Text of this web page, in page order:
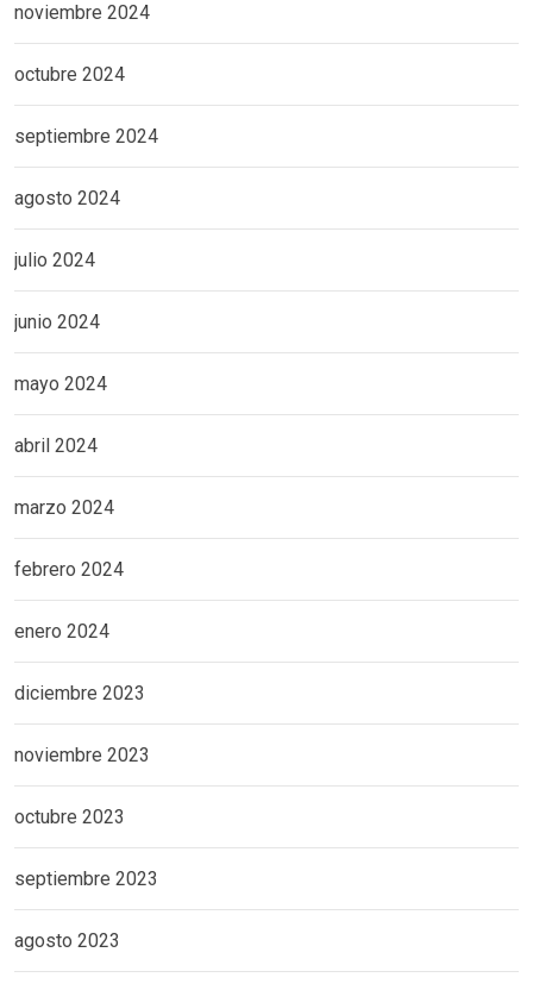
noviembre 2024
octubre 2024
septiembre 2024
agosto 2024
julio 2024
junio 2024
mayo 2024
abril 2024
marzo 2024
febrero 2024
enero 2024
diciembre 2023
noviembre 2023
octubre 2023
septiembre 2023
agosto 2023